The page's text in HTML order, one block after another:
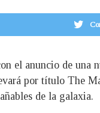
el anuncio de
por título The
de la galaxia.